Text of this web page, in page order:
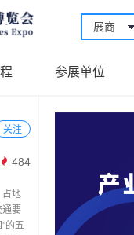
展商
参展单位
关注
484
占地
通要
的五